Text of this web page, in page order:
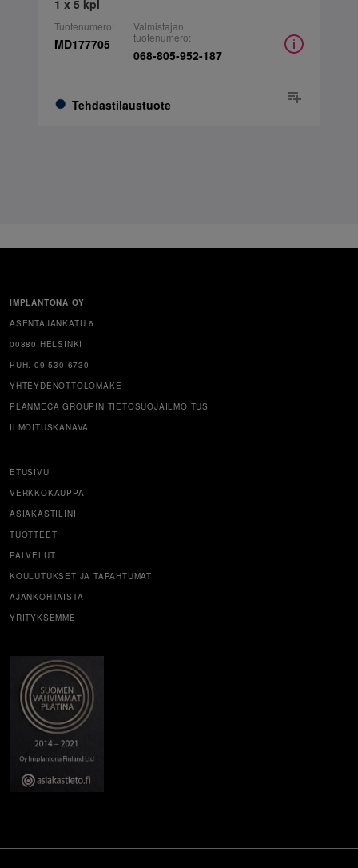
1 x 5 kpl
Tuotenumero:
MD177705
Tehdastilaustuote
Valmistajan
tuotenumero:
068-805-952-187
IMPLANTONA OY
ASENTAJANKATU 6
00880 HELSINKI
PUH. 09 530 6730
YHTEYDENOTTOLOMAKE
PLANMECA GROUPIN TIETOSUOJAILMOITUS
ILMOITUSKANAVA
ETUSIVU
VERKKOKAUPPA
ASIAKASTILINI
TUOTTEET
PALVELUT
KOULUTUKSET JA TAPAHTUMAT
AJANKOHTAISTA
YRITYKSEMME